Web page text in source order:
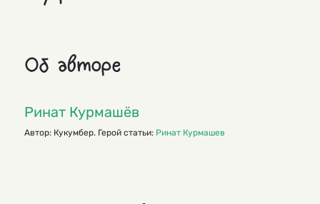
Об авторе
Ринат Курмашёв
Автор: Кукумбер. Герой статьи: Ринат Курмашев